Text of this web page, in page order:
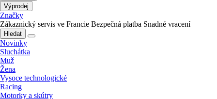
Výprodej
Značky
Zákaznický servis ve Francie Bezpečná platba Snadné vracení
Hledat
Novinky
Sluchátka
Muž
Žena
Vysoce technologické
Racing
Motorky a skútry